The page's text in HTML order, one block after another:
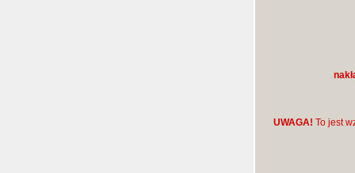
UWAGA! To jest